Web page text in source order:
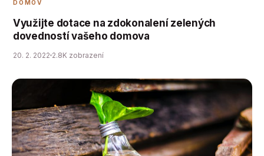
DOMOV
Využijte dotace na zdokonalení zelených
dovedností vašeho domova
20. 2. 2022 2.8K zobrazení